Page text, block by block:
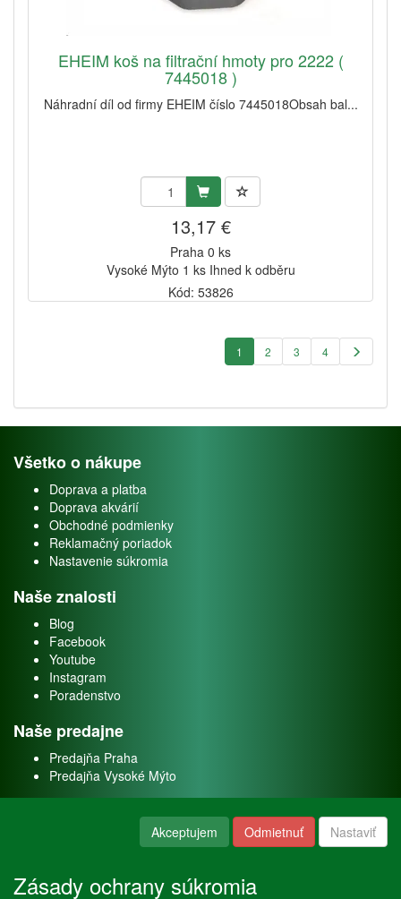
EHEIM koš na filtrační hmoty pro 2222 (
7445018 )
Náhradní díl od firmy EHEIM číslo 7445018Obsah bal...
13,17 €
Praha 0 ks
Vysoké Mýto 1 ks Ihned k odběru
Kód: 53826
1 2 3 4
Všetko o nákupe
Doprava a platba
Doprava akvárií
Obchodné podmienky
Reklamačný poriadok
Nastavenie súkromia
Naše znalosti
Blog
Facebook
Youtube
Instagram
Poradenstvo
Naše predajne
Predajňa Praha
Predajňa Vysoké Mýto
Naše služby
Akceptujem Odmietnuť Nastaviť
Zásady ochrany súkromia